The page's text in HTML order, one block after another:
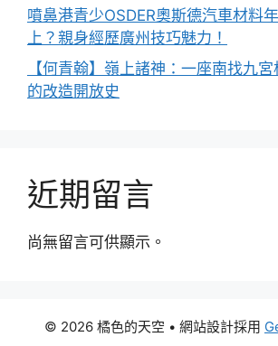
噴鼻港青少OSDER奧斯德汽車材料
上？親身經歷廣州技巧魅力！
【何青翰】嶺上諸神：一座南找九
的改造開放史
近期留言
尚無留言可供顯示。
© 2026 橘色的天空 • 網站設計採用